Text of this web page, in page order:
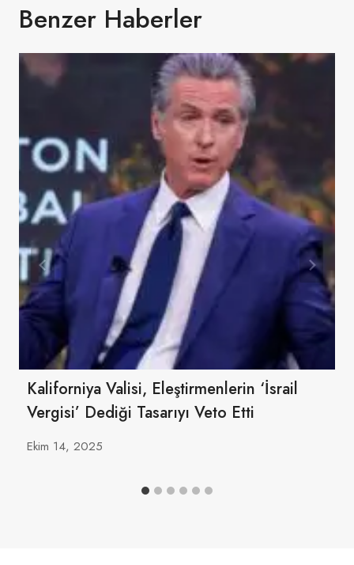
Benzer Haberler
Kaliforniya Valisi, Eleştirmenlerin ‘İsrail
Vergisi’ Dediği Tasarıyı Veto Etti
Ekim 14, 2025